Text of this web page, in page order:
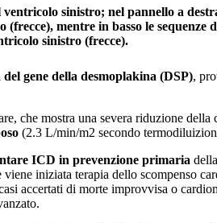
sinistro; nel pannello a
mentre in basso le
sinistro (frecce).
gene della desmoplakina (DSP),
che mostra una severa riduzione
(2.3 L/min/m2 secondo
ICD in prevenzione primaria
iniziata terapia dello scompenso
accertati di morte improvvisa o